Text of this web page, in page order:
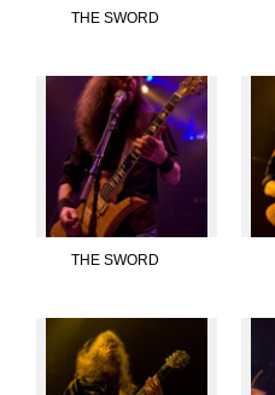
THE SWORD
THE SWORD